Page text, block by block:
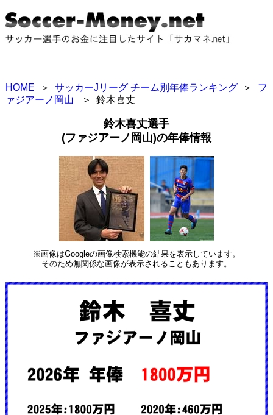
HOME ＞ サッカーJリーグ チーム別年俸ランキング ＞
フ
ァジアーノ岡山
＞ 鈴木喜丈
鈴木喜丈選手
(ファジアーノ岡山)の年俸情報
※画像はGoogleの画像検索機能の結果を表示しています。
そのため無関係な画像が表示されることもあります。